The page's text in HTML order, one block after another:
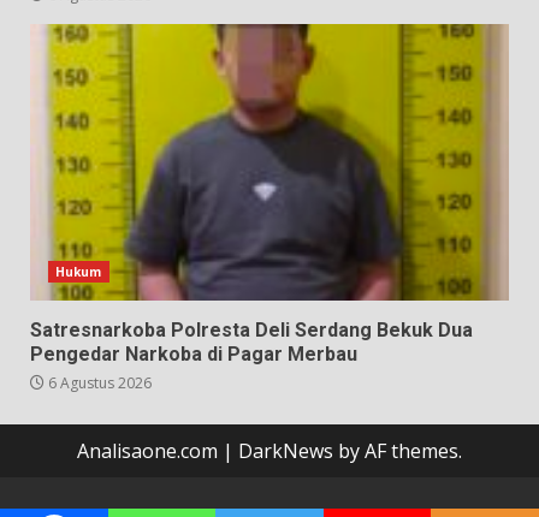
Hukum
Satresnarkoba Polresta Deli Serdang Bekuk Dua
Pengedar Narkoba di Pagar Merbau
6 Agustus 2026
Analisaone.com | DarkNews by AF themes.